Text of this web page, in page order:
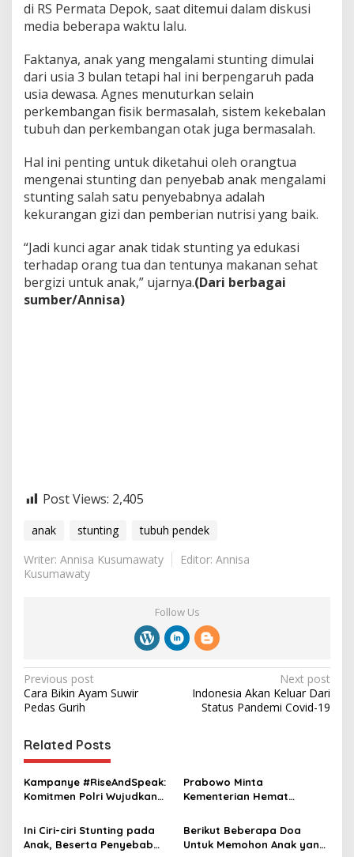
di RS Permata Depok, saat ditemui dalam diskusi
media beberapa waktu lalu.
Faktanya, anak yang mengalami stunting dimulai
dari usia 3 bulan tetapi hal ini berpengaruh pada
usia dewasa. Agnes menuturkan selain
perkembangan fisik bermasalah, sistem kekebalan
tubuh dan perkembangan otak juga bermasalah.
Hal ini penting untuk diketahui oleh orangtua
mengenai stunting dan penyebab anak mengalami
stunting salah satu penyebabnya adalah
kekurangan gizi dan pemberian nutrisi yang baik.
“Jadi kunci agar anak tidak stunting ya edukasi
terhadap orang tua dan tentunya makanan sehat
bergizi untuk anak,” ujarnya.(Dari berbagai
sumber/Annisa)
Post Views: 2,405
anak stunting
tubuh pendek
Writer: Annisa Kusumawaty
Editor: Annisa
Kusumawaty
Follow Us
P
o
t
n
a
i
Previous post
Cara Bikin Ayam Suwir
Pedas Gurih
Next post
Indonesia Akan Keluar Dari
Status Pandemi Covid-19
Related Posts
Kampanye #RiseAndSpeak:
Komitmen Polri Wujudkan
Inklusif Bagi Perempuan
dan Anak
Prabowo Minta
Kementerian Hemat
untuk Anak-anak dan Guru
Ini Ciri-ciri Stunting pada
Anak, Beserta Penyebab
Berikut Beberapa Doa
Untuk Memohon Anak yang